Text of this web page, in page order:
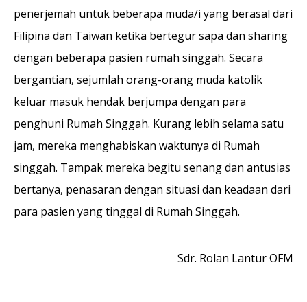
penerjemah untuk beberapa muda/i yang berasal dari
Filipina dan Taiwan ketika bertegur sapa dan sharing
dengan beberapa pasien rumah singgah. Secara
bergantian, sejumlah orang-orang muda katolik
keluar masuk hendak berjumpa dengan para
penghuni Rumah Singgah. Kurang lebih selama satu
jam, mereka menghabiskan waktunya di Rumah
singgah. Tampak mereka begitu senang dan antusias
bertanya, penasaran dengan situasi dan keadaan dari
para pasien yang tinggal di Rumah Singgah.
Sdr. Rolan Lantur OFM